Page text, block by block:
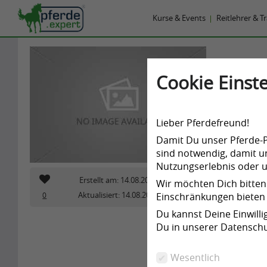
Cookie
Lieber Pferdefreund!
Damit Du unser
sind notwendig, damit
Nutzungserlebnis oder
Wir möchten Dich
Einschränkungen
Du kannst Deine
Du in unserer
Wesentlich
Kurse & Events Reitlehrer &
0
Erstellt am: 14.08.2021
Aktualisiert: 14.08.2021
2171
Frau